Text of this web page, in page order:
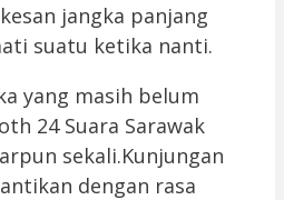
jangka panjang
suatu ketika nanti.
yang masih belum
24 Suara Sarawak
sekali.Kunjungan
dengan rasa